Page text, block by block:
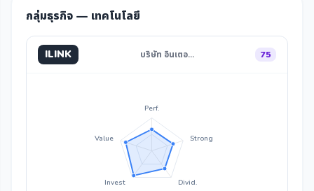
กลุ่มธุรกิจ — เทคโนโลยี
ILINK บริษัท อินเตอ… 75
Perf.
Strong
Divid.
Invest
Value